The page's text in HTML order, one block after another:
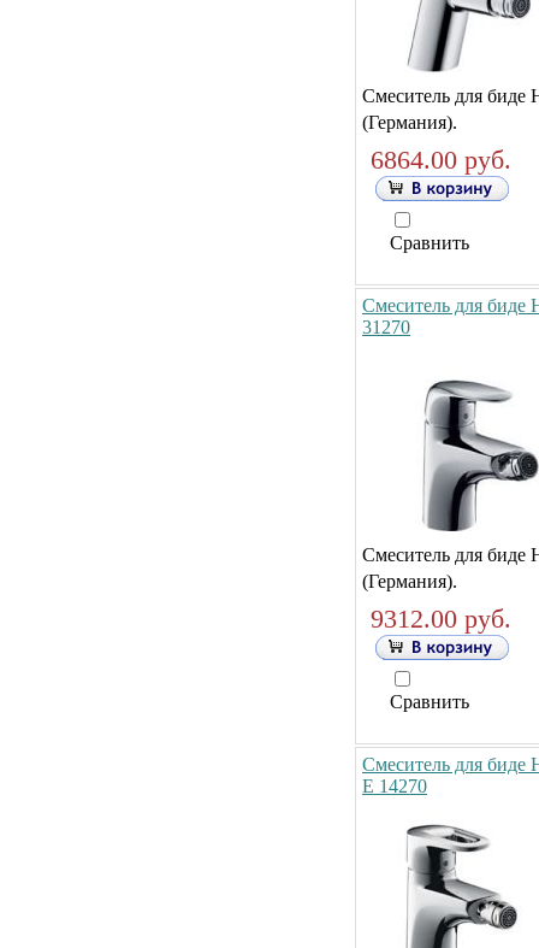
Смеситель для биде
(Германия).
6864.00 руб.
Сравнить
Смеситель для биде
31270
Смеситель для биде
(Германия).
9312.00 руб.
Сравнить
Смеситель для биде
E 14270